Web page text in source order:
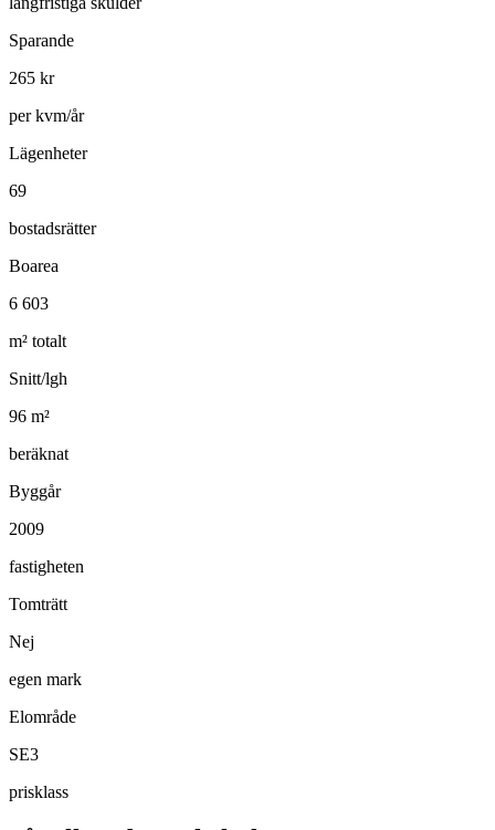
Sparande
265 kr
per kvm/år
Lägenheter
69
bostadsrätter
Boarea
6 603
m² totalt
Snitt/lgh
96 m²
beräknat
Byggår
2009
fastigheten
Tomträtt
Nej
egen mark
Elområde
SE3
prisklass